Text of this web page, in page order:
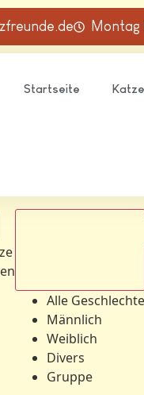
Montag
Startseite
Alle
Männlich
Weiblich
Divers
Gruppe